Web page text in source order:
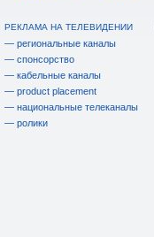
РЕКЛАМА НА ТЕЛЕВИДЕНИИ
— региональные каналы
— спонсорство
— кабельные каналы
— product placement
— национальные телеканалы
— ролики